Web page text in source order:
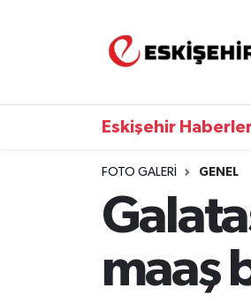
Eskişehir
FOTO GALERI GENEL
maaş
Eskişehir Nöbetçi Eczaneler
Eskişehir Trafik Yoğunluk
Süper Lig Puan Durumu ve